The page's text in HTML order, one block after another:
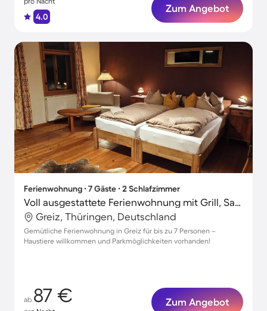
4.0
Zum Angebot
Ferienwohnung ∙ 7 Gäste ∙ 2 Schlafzimmer
Voll ausgestattete Ferienwohnung mit Grill, Sauna und Garten | Haustiere sind willkommen
Greiz, Thüringen, Deutschland
Gemütliche Ferienwohnung in Greiz für bis zu 7 Personen –
Haustiere willkommen und Parkmöglichkeiten vorhanden!
ab 87 € Zum Angebot